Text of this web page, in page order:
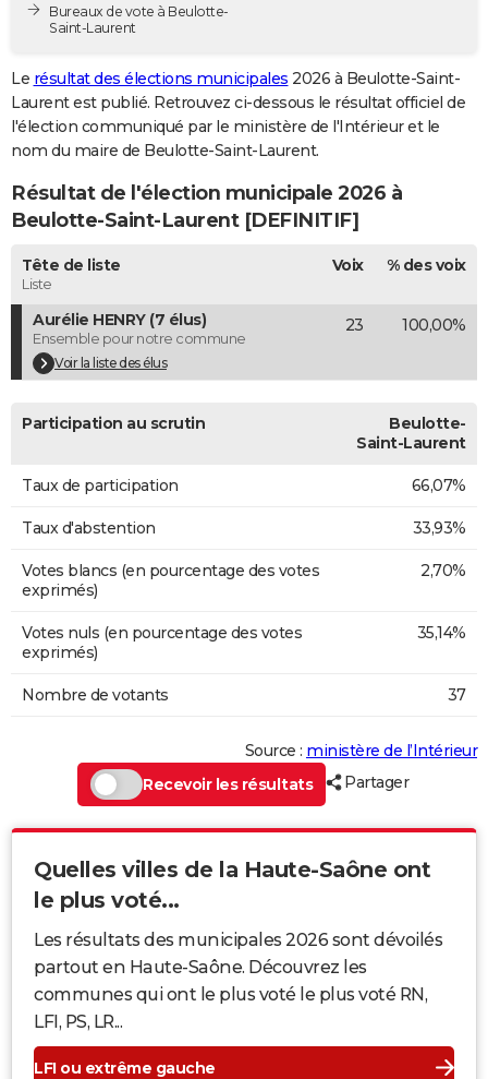
Destinations
City break
Voyage nature
Voyage de noces
Forum
PHOTO
GUIDES D'ACHAT
BONS PLANS
CARTE DE VOEUX
Carte de Noël
Carte Bonne année
Carte Saint-Valentin
Carte Pâques
Carte d'anniversaire
DICTIONNAIRE
COPAINS D'AVANT
S'inscrire
Se connecter
Lycées
Collèges
Primaires
Universités
Entreprises
Service militaire
Avis de recherche
AVIS DE DÉCÈS
FORUM
Bricolage
Lifestyle
Culture
Sport
Auto
Television
Voyage
Cinema
Bureaux de vote à Beulotte-
Saint-Laurent
Le résultat des élections municipales 2026 à Beulotte-Saint-
Laurent est publié. Retrouvez ci-dessous le résultat officiel de
l'élection communiqué par le ministère de l'Intérieur et le
nom du maire de Beulotte-Saint-Laurent.
Résultat de l'élection municipale 2026 à
Beulotte-Saint-Laurent [DEFINITIF]
Tête de liste
Liste
Voix % des voix
Aurélie HENRY (7 élus)
Ensemble pour notre commune
Voir la liste des élus
23 100,00%
Participation au scrutin
Beulotte-
Saint-Laurent
Taux de participation 66,07%
Taux d'abstention 33,93%
Votes blancs (en pourcentage des votes
exprimés)
2,70%
Votes nuls (en pourcentage des votes
exprimés)
35,14%
Nombre de votants 37
Source : ministère de l’Intérieur
Recevoir les résultats
Partager
Quelles villes de la Haute-Saône ont
le plus voté...
Les résultats des municipales 2026 sont dévoilés
partout en Haute-Saône. Découvrez les
communes qui ont le plus voté le plus voté RN,
LFI, PS, LR...
LFI ou extrême gauche